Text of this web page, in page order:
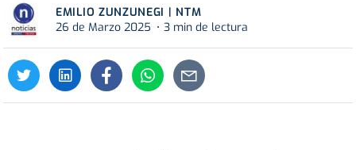
EMILIO ZUNZUNEGI | NTM
26 de Marzo 2025
3 min de lectura